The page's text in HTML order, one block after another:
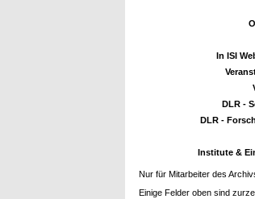
In ISI
DLR -
DLR -
Institute &
Nur für Mitarbeiter des
Einige Felder oben sind